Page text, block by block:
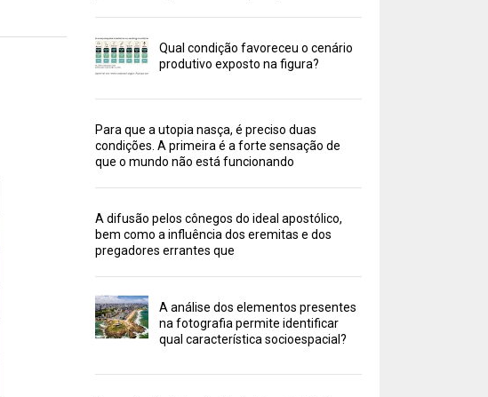
Qual condição favoreceu o cenário
produtivo exposto na figura?
Para que a utopia nasça, é preciso duas
condições. A primeira é a forte sensação de
que o mundo não está funcionando
A difusão pelos cônegos do ideal apostólico,
bem como a influência dos eremitas e dos
pregadores errantes que
A análise dos elementos presentes
na fotografia permite identificar
qual característica socioespacial?